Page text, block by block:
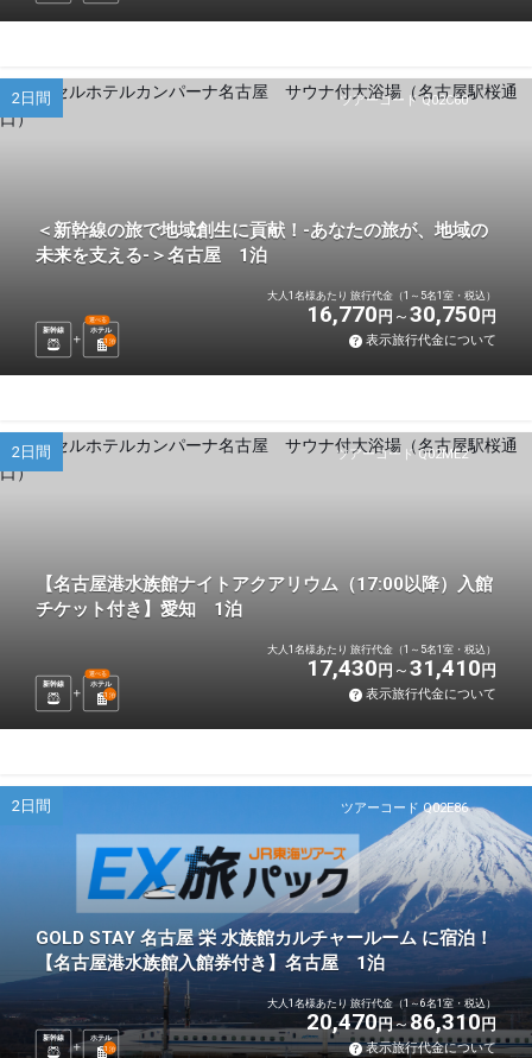
ツアーコード Q02C60
2日間
＜新幹線の旅で地域創生に貢献！-あなたの旅が、地域の
未来を支える-＞名古屋 1泊
新幹線 ホテル
選べる
1 泊
大人1名様あたり 旅行代金（1～5名1室・税込）
16,770 円 30,750 円
表示旅行代金について
ツアーコード Q02ME2
2日間
【名古屋港水族館ナイトアクアリウム（17:00以降）入館
チケット付き】愛知 1泊
新幹線 ホテル
選べる
1 泊
大人1名様あたり 旅行代金（1～5名1室・税込）
17,430 円 31,410 円
表示旅行代金について
ツアーコード Q02E86
2日間
GOLD STAY 名古屋 栄 水族館カルチャールーム に宿泊！
【名古屋港水族館入館券付き】名古屋 1泊
新幹線
ホテル
1 泊
大人1名様あたり 旅行代金（1～6名1室・税込）
20,470円 86,310円
表示旅行代金について